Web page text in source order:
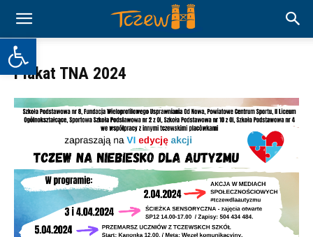
Otwórz pasek narzędzi
Plakat TNA 2024